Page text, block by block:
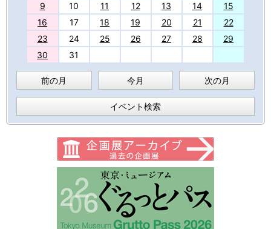
9
10 11 12 13 14
15
16
17 18 19 20 21
22
23
24 25 26 27 28
29
30
31
前の月 今月 次の月
イベント検索